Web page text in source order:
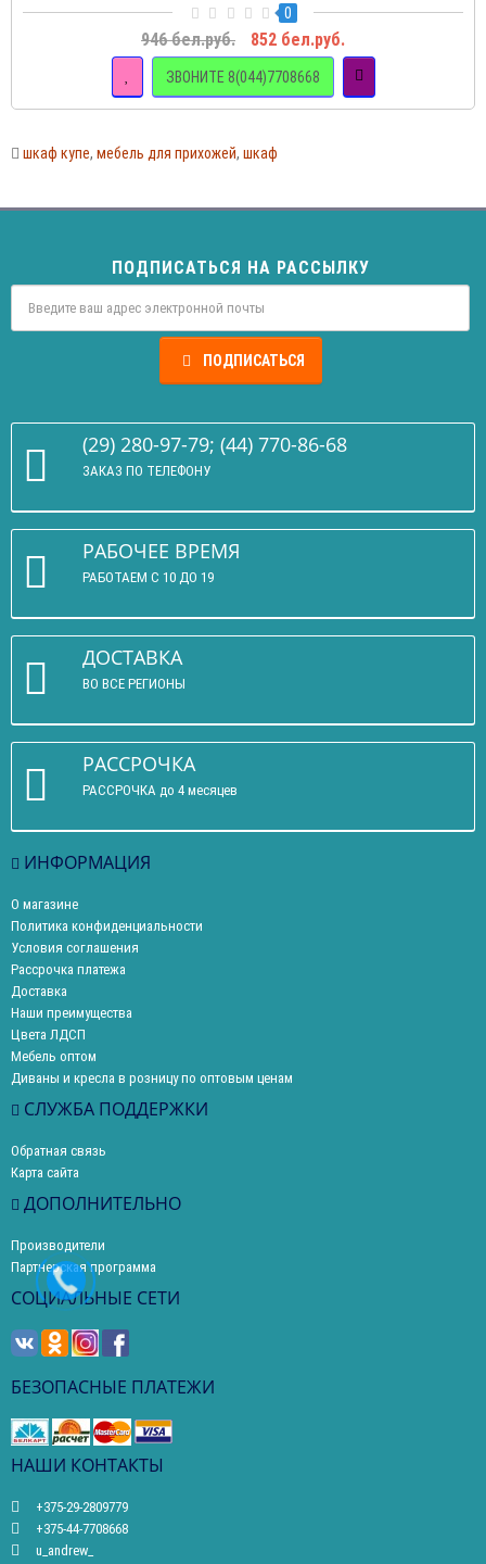
0
946 бел.руб. 852 бел.руб.
ЗВОНИТЕ 8(044)7708668
шкаф купе, мебель для прихожей, шкаф
ПОДПИСАТЬСЯ НА РАССЫЛКУ
ПОДПИСАТЬСЯ
(29) 280-97-79; (44) 770-86-68
ЗАКАЗ ПО ТЕЛЕФОНУ
РАБОЧЕЕ ВРЕМЯ
РАБОТАЕМ С 10 ДО 19
ДОСТАВКА
ВО ВСЕ РЕГИОНЫ
РАССРОЧКА
РАССРОЧКА до 4 месяцев
ИНФОРМАЦИЯ
О магазине
Политика конфиденциальности
Условия соглашения
Рассрочка платежа
Доставка
Наши преимущества
Цвета ЛДСП
Мебель оптом
Диваны и кресла в розницу по оптовым ценам
СЛУЖБА ПОДДЕРЖКИ
Обратная связь
Карта сайта
ДОПОЛНИТЕЛЬНО
Производители
Партнерская программа
СОЦИАЛЬНЫЕ СЕТИ
БЕЗОПАСНЫЕ ПЛАТЕЖИ
НАШИ КОНТАКТЫ
+375-29-2809779
+375-44-7708668
u_andrew_